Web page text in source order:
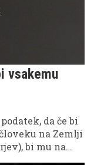
vsakemu
da če bi
na Zemlji
bi mu na